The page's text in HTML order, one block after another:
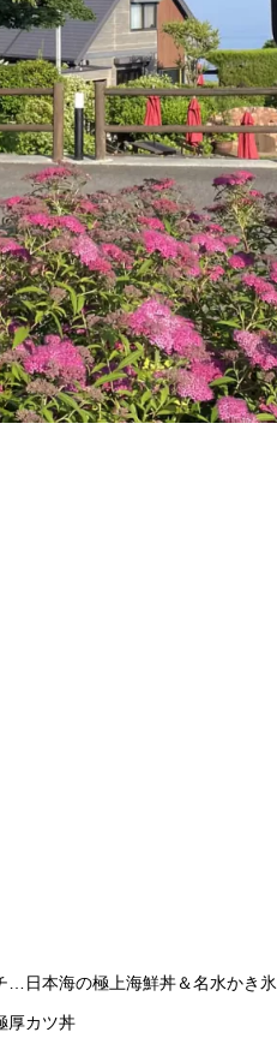
日本海の極上海鮮丼＆名水かき氷
厚カツ丼